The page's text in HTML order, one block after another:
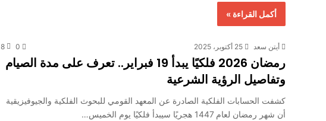
أكمل القراءة »
أيتن سعد 25 أكتوبر، 2025 0
8
رمضان 2026 فلكيًا يبدأ 19 فبراير.. تعرف على مدة الصيام
وتفاصيل الرؤية الشرعية
كشفت الحسابات الفلكية الصادرة عن المعهد القومي للبحوث الفلكية والجيوفيزيقية
أن شهر رمضان لعام 1447 هجريًا سيبدأ فلكيًا يوم الخميس…